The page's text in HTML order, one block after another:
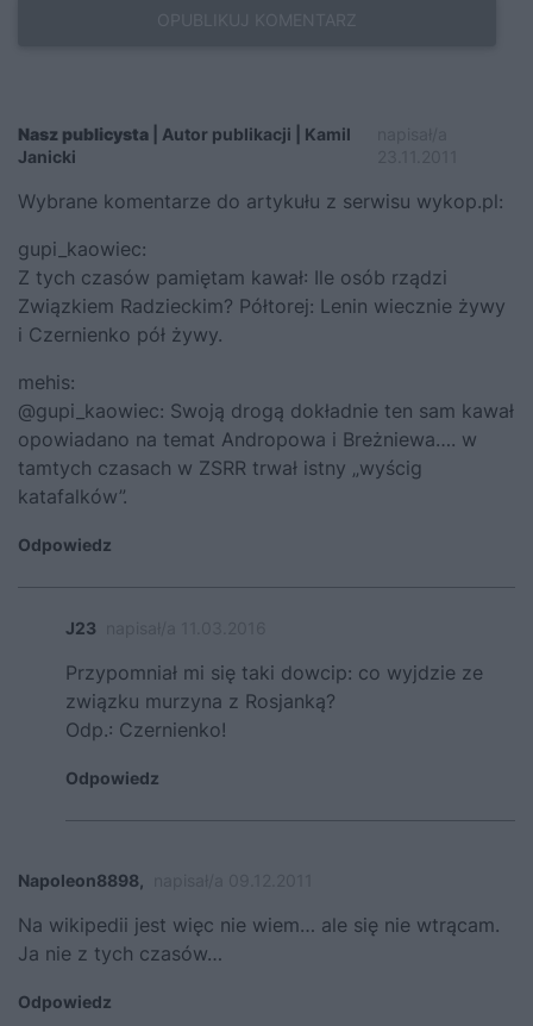
Nasz publicysta | Autor publikacji | Kamil
Janicki
Wybrane komentarze do artykułu z serwisu wykop.pl:
gupi_kaowiec:
Z tych czasów pamiętam kawał: Ile osób rządzi
Związkiem Radzieckim? Półtorej: Lenin wiecznie żywy
i Czernienko pół żywy.
mehis:
@gupi_kaowiec: Swoją drogą dokładnie ten sam kawał
opowiadano na temat Andropowa i Breżniewa…. w
tamtych czasach w ZSRR trwał istny „wyścig
katafalków”.
Odpowiedz
J23
Przypomniał mi się taki dowcip: co wyjdzie ze
związku murzyna z Rosjanką?
Odp.: Czernienko!
Odpowiedz
Napoleon8898,
Na wikipedii jest więc nie wiem… ale się nie wtrącam.
Ja nie z tych czasów…
Odpowiedz